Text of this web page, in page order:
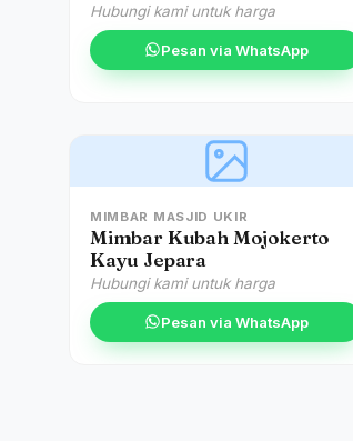
Hubungi kami untuk harga
Pesan via WhatsApp
MIMBAR MASJID UKIR
Mimbar Kubah Mojokerto
Kayu Jepara
Hubungi kami untuk harga
Pesan via WhatsApp